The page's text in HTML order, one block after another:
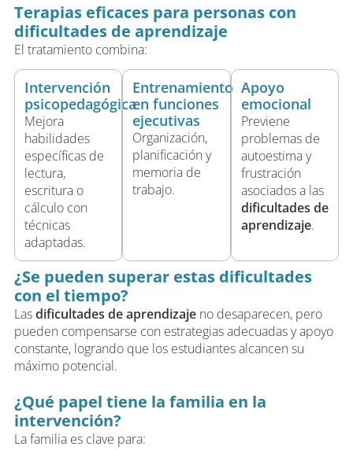
Terapias eficaces para personas con
dificultades de aprendizaje
El tratamiento combina:
Intervención
psicopedagógica
Mejora
habilidades
específicas de
lectura,
escritura o
cálculo con
técnicas
adaptadas.
Entrenamiento
en funciones
ejecutivas
Organización,
planificación y
memoria de
trabajo.
Apoyo
emocional
Previene
problemas de
autoestima y
frustración
asociados a las
dificultades de
aprendizaje.
¿Se pueden superar estas dificultades
con el tiempo?
Lasdificultades de aprendizaje no desaparecen, pero
pueden compensarse con estrategias adecuadas y apoyo
constante, logrando que los estudiantes alcancen su
máximo potencial.
¿Qué papel tiene la familia en la
intervención?
La familia es clave para: